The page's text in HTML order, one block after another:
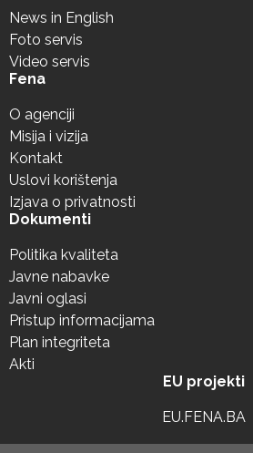
News in English
Foto servis
Video servis
Fena
O agenciji
Misija i vizija
Kontakt
Uslovi korištenja
Izjava o privatnosti
Dokumenti
Politika kvaliteta
Javne nabavke
Javni oglasi
Pristup informacijama
Plan integriteta
Akti
EU projekti
EU.FENA.BA